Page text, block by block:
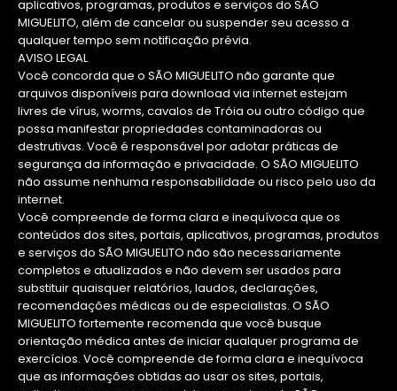
aplicativos, programas, produtos e serviços do SÃO
MIGUELITO, além de cancelar ou suspender seu acesso a
qualquer tempo sem notificação prévia.
AVISO LEGAL
Você concorda que o SÃO MIGUELITO não garante que
arquivos disponíveis para download via internet estejam
livres de vírus, worms, cavalos de Tróia ou outro código que
possa manifestar propriedades contaminadoras ou
destrutivas. Você é responsável por adotar práticas de
segurança da informação e privacidade. O SÃO MIGUELITO
não assume nenhuma responsabilidade ou risco pelo uso da
internet.
Você compreende de forma clara e inequívoca que os
conteúdos dos sites, portais, aplicativos, programas, produtos
e serviços do SÃO MIGUELITO não são necessariamente
completos e atualizados e não devem ser usados para
substituir quaisquer relatórios, laudos, declarações,
recomendações médicas ou de especialistas. O SÃO
MIGUELITO fortemente recomenda que você busque
orientação médica antes de iniciar qualquer programa de
exercícios. Você compreende de forma clara e inequívoca
que as informações obtidas ao usar os sites, portais,